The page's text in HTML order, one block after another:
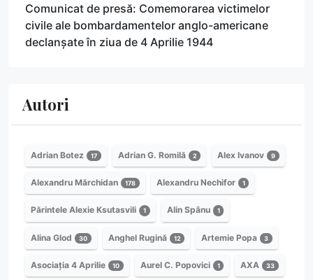
Comunicat de presă: Comemorarea victimelor
civile ale bombardamentelor anglo-americane
declanșate în ziua de 4 Aprilie 1944
Autori
Adrian Botez 17 Adrian G. Romilă 2 Alex Ivanov 9
Alexandru Mărchidan 178 Alexandru Nechifor 1
Părintele Alexie Ksutasvili 1 Alin Spânu 1
Alina Glod 30 Anghel Rugină 12 Artemie Popa 3
Asociația 4 Aprilie 10 Aurel C. Popovici 1 AXA 33